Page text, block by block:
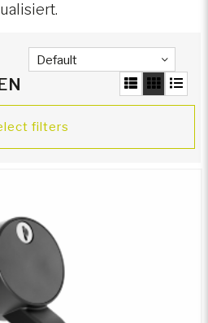
Default
filters